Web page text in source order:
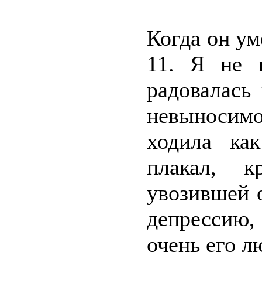
Когда он
11. Я не
ходила
плакал,
увозившей
очень его